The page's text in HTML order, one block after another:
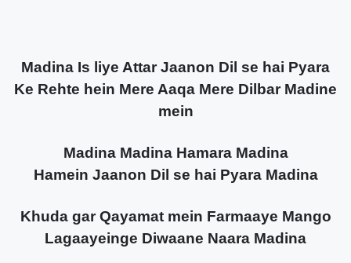
Madina Is liye Attar Jaanon Dil se hai Pyara
Ke Rehte hein Mere Aaqa Mere Dilbar Madine
mein
Madina Madina Hamara Madina
Hamein Jaanon Dil se hai Pyara Madina
Khuda gar Qayamat mein Farmaaye Mango
Lagaayeinge Diwaane Naara Madina